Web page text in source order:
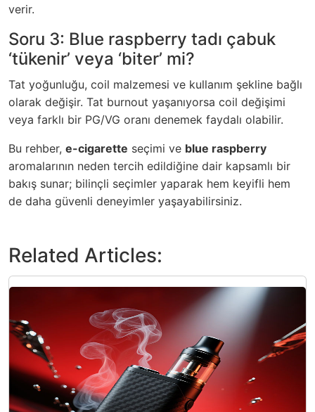
verir.
Soru 3: Blue raspberry tadı çabuk
‘tükenir’ veya ‘biter’ mi?
Tat yoğunluğu, coil malzemesi ve kullanım şekline bağlı
olarak değişir. Tat burnout yaşanıyorsa coil değişimi
veya farklı bir PG/VG oranı denemek faydalı olabilir.
Bu rehber, e-cigarette seçimi ve blue raspberry
aromalarının neden tercih edildiğine dair kapsamlı bir
bakış sunar; bilinçli seçimler yaparak hem keyifli hem
de daha güvenli deneyimler yaşayabilirsiniz.
Related Articles: